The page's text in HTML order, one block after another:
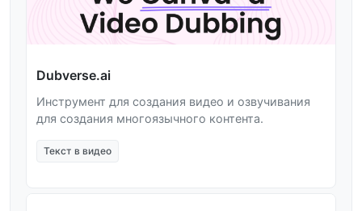
Dubverse.ai
Инструмент для создания видео и озвучивания
для создания многоязычного контента.
Текст в видео